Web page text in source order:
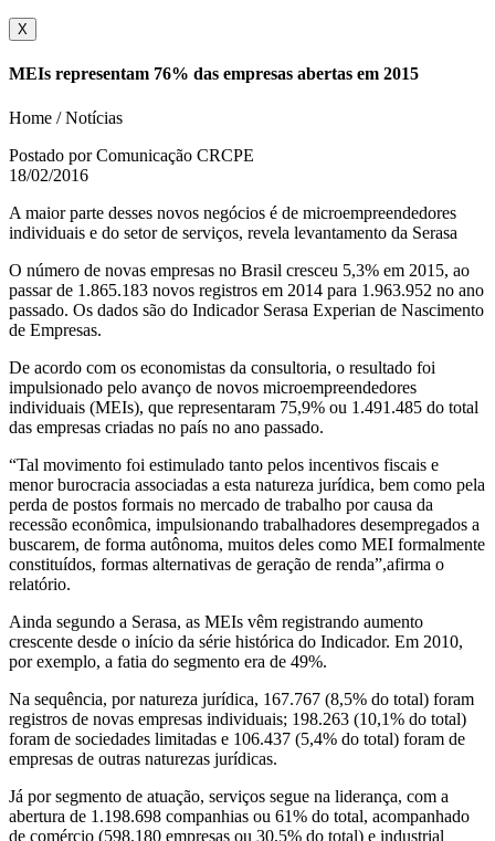
X
MEIs representam 76% das empresas abertas em 2015
Home / Notícias
Postado por Comunicação CRCPE
18/02/2016
A maior parte desses novos negócios é de microempreendedores
individuais e do setor de serviços, revela levantamento da Serasa
O número de novas empresas no Brasil cresceu 5,3% em 2015, ao
passar de 1.865.183 novos registros em 2014 para 1.963.952 no ano
passado. Os dados são do Indicador Serasa Experian de Nascimento
de Empresas.
De acordo com os economistas da consultoria, o resultado foi
impulsionado pelo avanço de novos microempreendedores
individuais (MEIs), que representaram 75,9% ou 1.491.485 do total
das empresas criadas no país no ano passado.
“Tal movimento foi estimulado tanto pelos incentivos fiscais e
menor burocracia associadas a esta natureza jurídica, bem como pela
perda de postos formais no mercado de trabalho por causa da
recessão econômica, impulsionando trabalhadores desempregados a
buscarem, de forma autônoma, muitos deles como MEI formalmente
constituídos, formas alternativas de geração de renda”,afirma o
relatório.
Ainda segundo a Serasa, as MEIs vêm registrando aumento
crescente desde o início da série histórica do Indicador. Em 2010,
por exemplo, a fatia do segmento era de 49%.
Na sequência, por natureza jurídica, 167.767 (8,5% do total) foram
registros de novas empresas individuais; 198.263 (10,1% do total)
foram de sociedades limitadas e 106.437 (5,4% do total) foram de
empresas de outras naturezas jurídicas.
Já por segmento de atuação, serviços segue na liderança, com a
abertura de 1.198.698 companhias ou 61% do total, acompanhado
de comércio (598.180 empresas ou 30,5% do total) e industrial